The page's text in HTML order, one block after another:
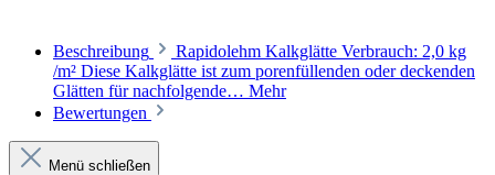
Beschreibung
Rapidolehm Kalkglätte Verbrauch: 2,0 kg
/m² Diese Kalkglätte ist zum porenfüllenden oder deckenden
Glätten für nachfolgende… Mehr
Bewertungen
Menü schließen